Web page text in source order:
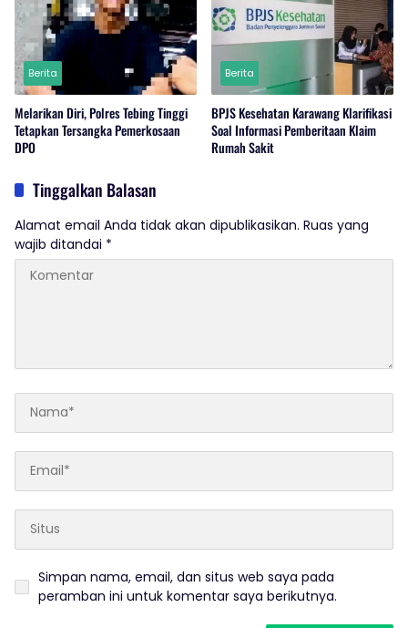
Berita
Melarikan Diri, Polres Tebing Tinggi
Tetapkan Tersangka Pemerkosaan
DPO
Berita
BPJS Kesehatan Karawang Klarifikasi
Soal Informasi Pemberitaan Klaim
Rumah Sakit
Tinggalkan Balasan
Alamat email Anda tidak akan dipublikasikan. Ruas yang
wajib ditandai *
Simpan nama, email, dan situs web saya pada
peramban ini untuk komentar saya berikutnya.